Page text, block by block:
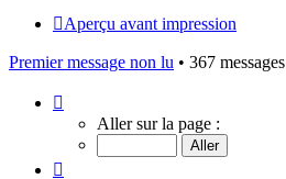
Aperçu avant impression
Premier message non lu • 367 messages
23
sur
Aller sur la page :